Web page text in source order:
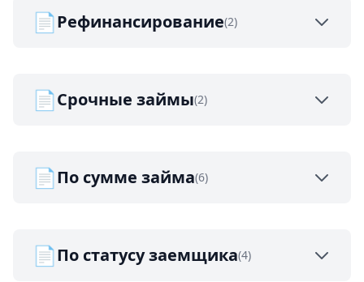
📄Рефинансирование(2)
📄Срочные займы(2)
📄По сумме займа(6)
📄По статусу заемщика(4)